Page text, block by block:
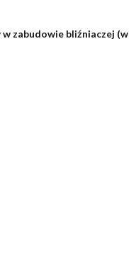
zabudowie bliźniaczej (w